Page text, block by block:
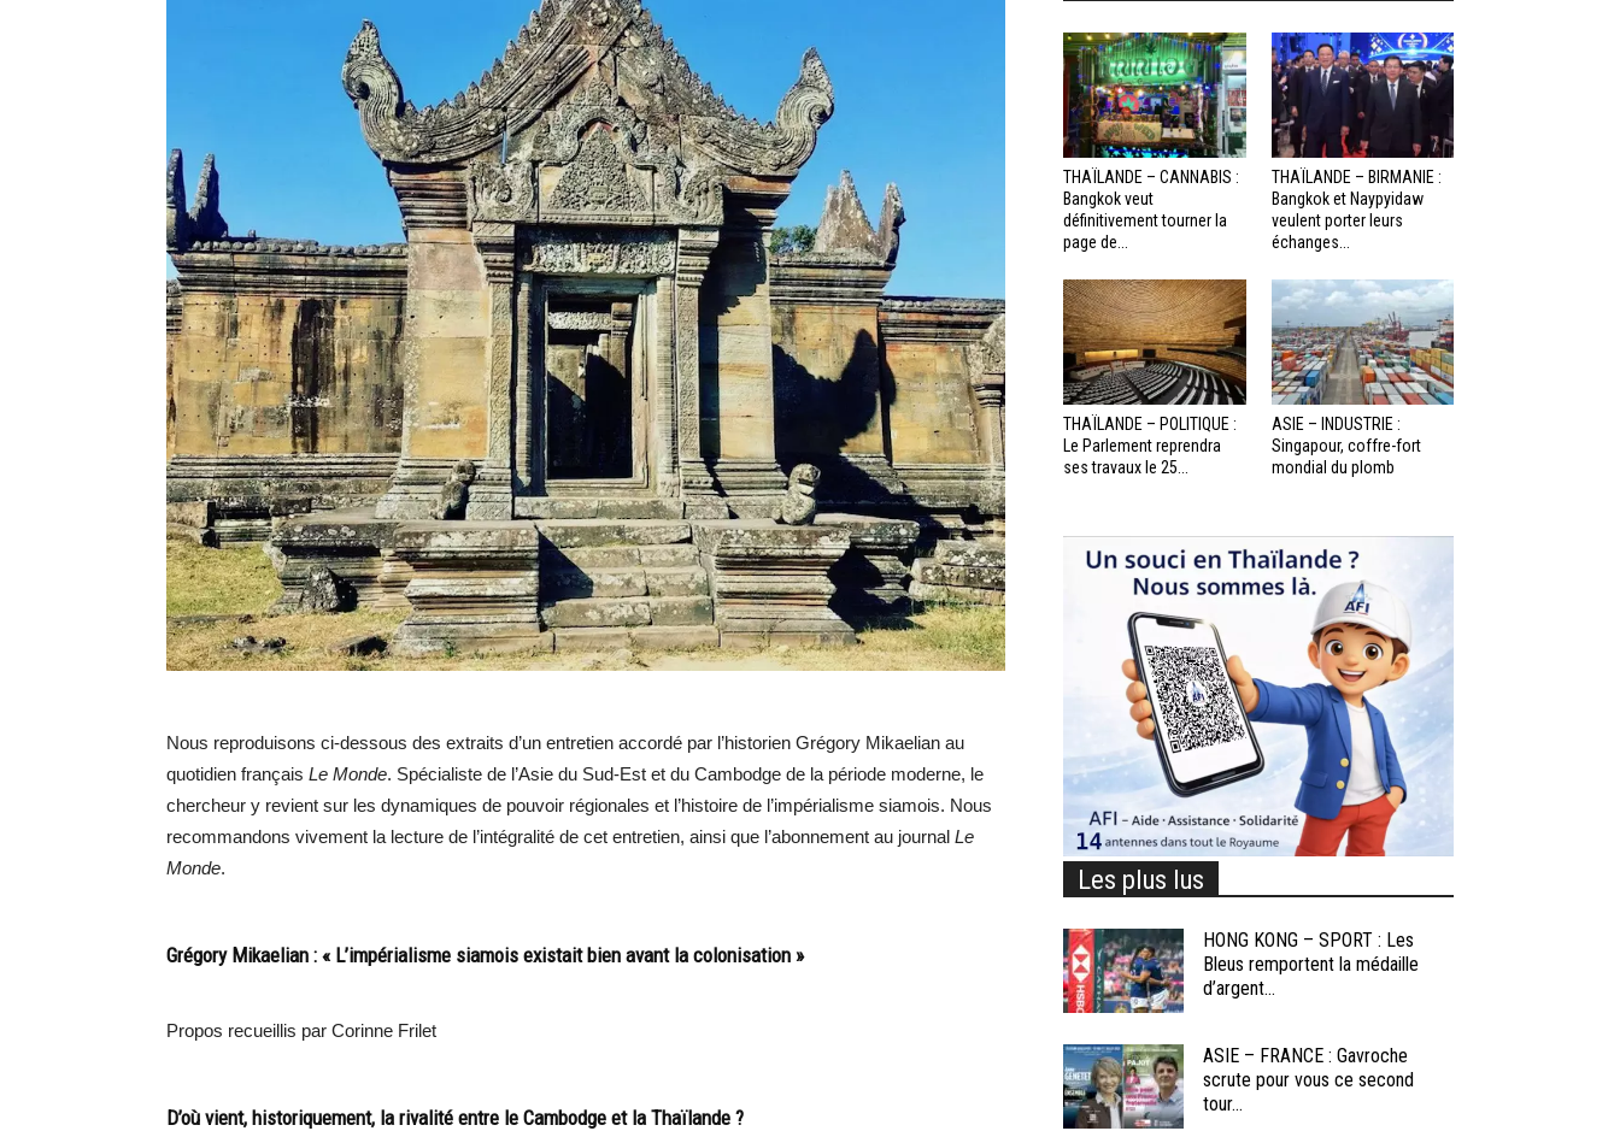
Nous reproduisons ci-dessous des extraits d’un entretien accordé par l’historien Grégory Mikaelian au
quotidien français Le Monde. Spécialiste de l’Asie du Sud-Est et du Cambodge de la période moderne, le
chercheur y revient sur les dynamiques de pouvoir régionales et l’histoire de l’impérialisme siamois. Nous
recommandons vivement la lecture de l’intégralité de cet entretien, ainsi que l’abonnement au journal Le
Monde.
Grégory Mikaelian : « L’impérialisme siamois existait bien avant la colonisation »
Propos recueillis par Corinne Frilet
D’où vient, historiquement, la rivalité entre le Cambodge et la Thaïlande ?
THAÏLANDE – CANNABIS :
Bangkok veut
définitivement tourner la
page de...
THAÏLANDE – BIRMANIE :
Bangkok et Naypyidaw
veulent porter leurs
échanges...
THAÏLANDE – POLITIQUE :
Le Parlement reprendra
ses travaux le 25...
ASIE – INDUSTRIE :
Singapour, coffre-fort
mondial du plomb
Les plus lus
HONG KONG – SPORT : Les
Bleus remportent la médaille
d’argent...
ASIE – FRANCE : Gavroche
scrute pour vous ce second
tour...